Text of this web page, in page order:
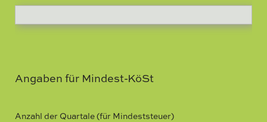
Angaben für Mindest-KöSt
Anzahl der Quartale (für Mindeststeuer)